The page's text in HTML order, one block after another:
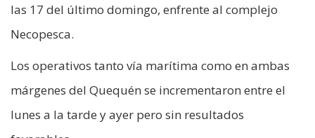
las 17 del último domingo, enfrente al complejo
Necopesca.
Los operativos tanto vía marítima como en ambas
márgenes del Quequén se incrementaron entre el
lunes a la tarde y ayer pero sin resultados